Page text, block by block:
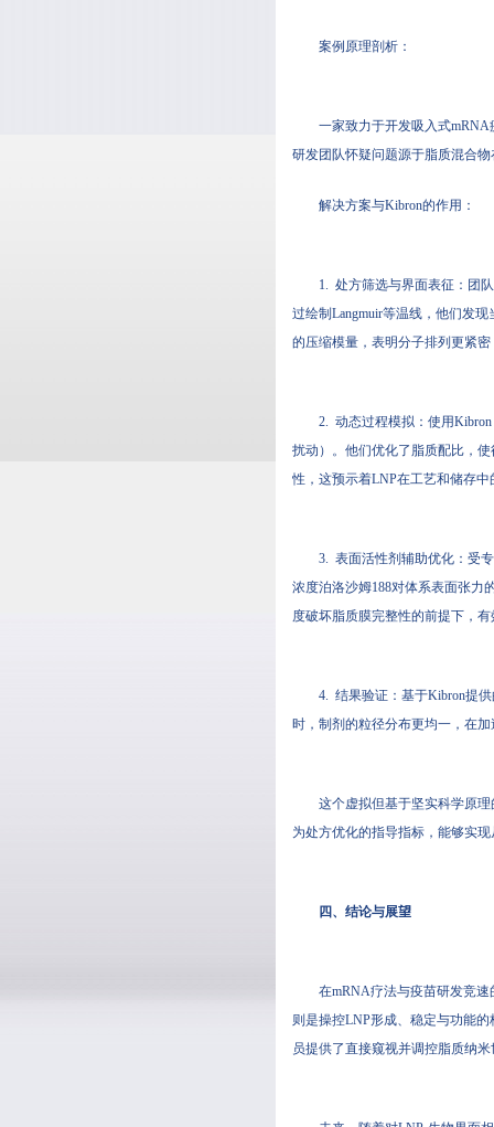
案例原理剖析：
一家致力于开发吸入式
研发团队怀疑问题源于脂质混合
解决方案与Kibron的作用：
1. 处方筛选与界面表征：团
过绘制Langmuir等温线，他们发
的压缩模量，表明分子排列更紧
2. 动态过程模拟：使用
扰动）。他们优化了脂质配比，
性，这预示着LNP在工艺和储存
3. 表面活性剂辅助优化：受
浓度泊洛沙姆188对体系表面张力
度破坏脂质膜完整性的前提下，
4. 结果验证：基于Kibron提
时，制剂的粒径分布更均一，在
这个虚拟但基于坚实科学原
为处方优化的指导指标，能够实
四、结论与展望
在mRNA疗法与疫苗研发竞
则是操控LNP形成、稳定与功能
员提供了直接窥视并调控脂质纳